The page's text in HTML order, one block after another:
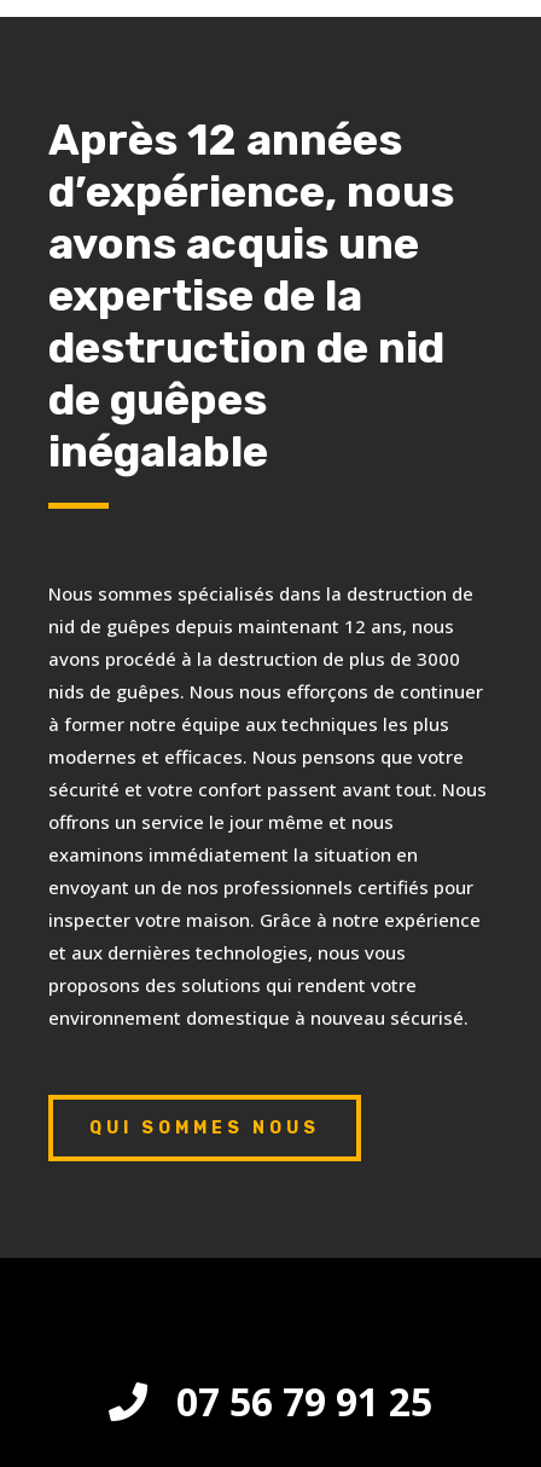
Après 12 années
d’expérience, nous
avons acquis une
expertise de la
destruction de nid
de guêpes
inégalable
Nous sommes spécialisés dans la destruction de
nid de guêpes depuis maintenant 12 ans, nous
avons procédé à la destruction de plus de 3000
nids de guêpes. Nous nous efforçons de continuer
à former notre équipe aux techniques les plus
modernes et efficaces. Nous pensons que votre
sécurité et votre confort passent avant tout. Nous
offrons un service le jour même et nous
examinons immédiatement la situation en
envoyant un de nos professionnels certifiés pour
inspecter votre maison. Grâce à notre expérience
et aux dernières technologies, nous vous
proposons des solutions qui rendent votre
environnement domestique à nouveau sécurisé.
QUI SOMMES NOUS
07 56 79 91 25